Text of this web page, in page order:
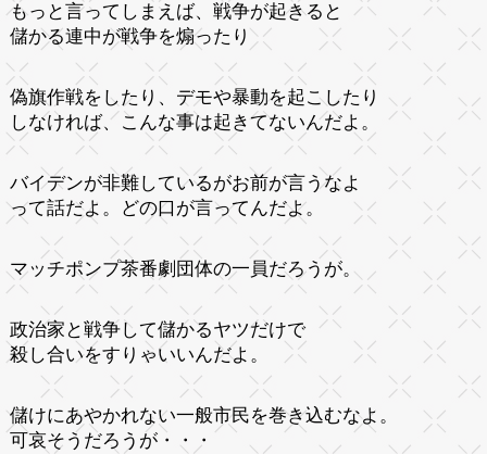
もっと言ってしまえば、戦争が起きると
儲かる連中が戦争を煽ったり
偽旗作戦をしたり、デモや暴動を起こしたり
しなければ、こんな事は起きてないんだよ。
バイデンが非難しているがお前が言うなよ
って話だよ。どの口が言ってんだよ。
マッチポンプ茶番劇団体の一員だろうが。
政治家と戦争して儲かるヤツだけで
殺し合いをすりゃいいんだよ。
儲けにあやかれない一般市民を巻き込むなよ。
可哀そうだろうが・・・